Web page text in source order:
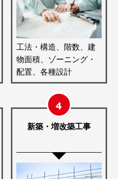
工法・構造、階数、建
物面積、ゾーニング・
配置、各種設計
4
新築・増改築工事